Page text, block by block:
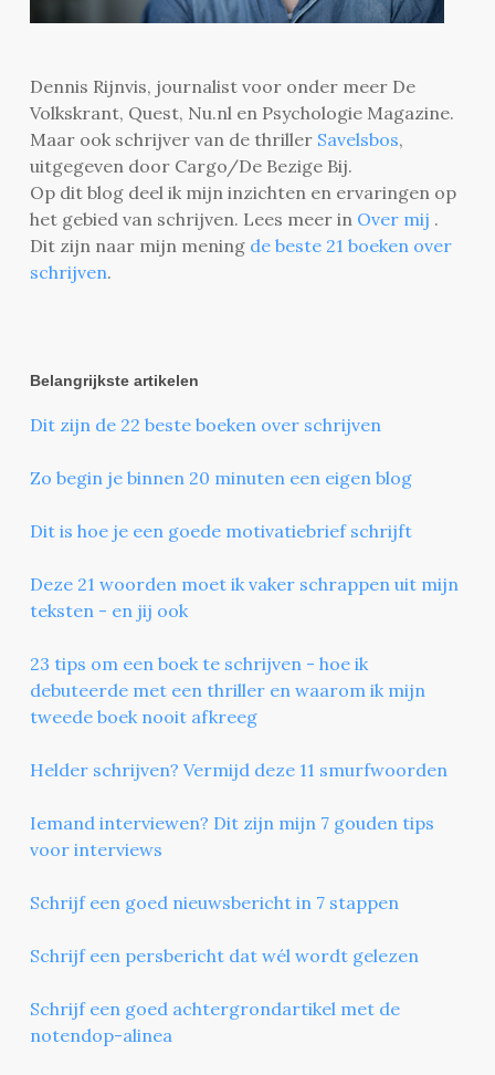
Dennis Rijnvis, journalist voor onder meer De
Volkskrant, Quest, Nu.nl en Psychologie Magazine.
Maar ook schrijver van de thriller Savelsbos,
uitgegeven door Cargo/De Bezige Bij.
Op dit blog deel ik mijn inzichten en ervaringen op
het gebied van schrijven. Lees meer in Over mij .
Dit zijn naar mijn mening de beste 21 boeken over
schrijven.
Belangrijkste artikelen
Dit zijn de 22 beste boeken over schrijven
Zo begin je binnen 20 minuten een eigen blog
Dit is hoe je een goede motivatiebrief schrijft
Deze 21 woorden moet ik vaker schrappen uit mijn
teksten - en jij ook
23 tips om een boek te schrijven - hoe ik
debuteerde met een thriller en waarom ik mijn
tweede boek nooit afkreeg
Helder schrijven? Vermijd deze 11 smurfwoorden
Iemand interviewen? Dit zijn mijn 7 gouden tips
voor interviews
Schrijf een goed nieuwsbericht in 7 stappen
Schrijf een persbericht dat wél wordt gelezen
Schrijf een goed achtergrondartikel met de
notendop-alinea